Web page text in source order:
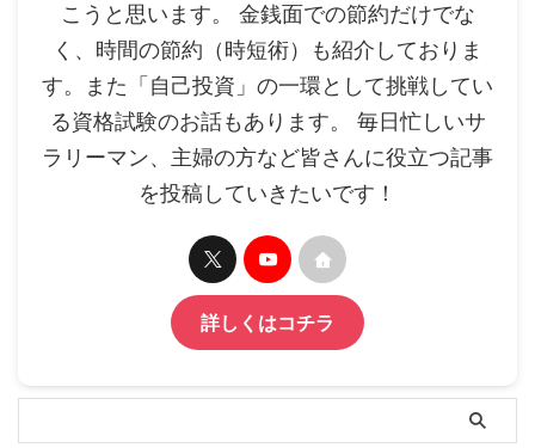
こうと思います。 金銭面での節約だけでな
く、時間の節約（時短術）も紹介しておりま
す。また「自己投資」の一環として挑戦してい
る資格試験のお話もあります。 毎日忙しいサ
ラリーマン、主婦の方など皆さんに役立つ記事
を投稿していきたいです！
詳しくはコチラ